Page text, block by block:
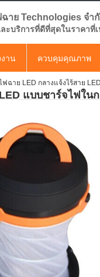
ฉาย Technologies จำ
ะบริการที่ดีที่สุดในราคาที่
าน ควบคุมคุณภาพ
ฟฉาย LED กลางแจ้งไร้สาย
แบบชาร์จไฟใน